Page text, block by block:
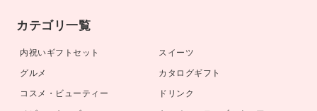
カテゴリ一覧
内祝いギフトセット
スイーツ
グルメ
カタログギフト
コスメ・ビューティー
ドリンク